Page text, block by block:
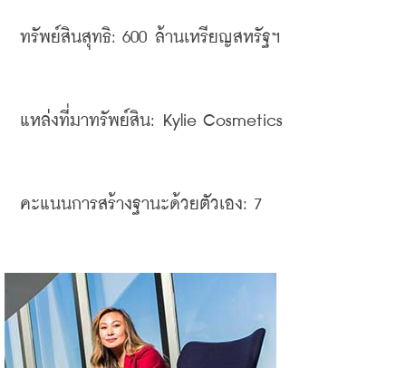
ทรัพย์สินสุทธิ: 600 ล้านเหรียญสหรัฐฯ
แหล่งที่มาทรัพย์สิน: Kylie Cosmetics
คะแนนการสร้างฐานะด้วยตัวเอง: 7